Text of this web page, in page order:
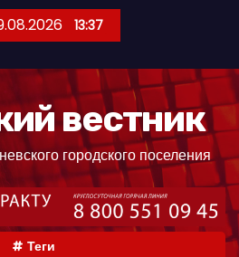
13:37
вестник
городского поселения
Теги